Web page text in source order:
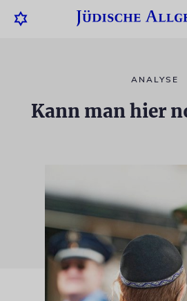
ANALYSE
Kann man hier